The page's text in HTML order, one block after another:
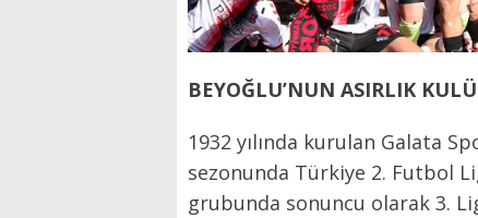
BEYOĞLU’NUN ASIRLIK
1932 yılında kurulan Galata
sezonunda Türkiye 2. Futbol
grubunda sonuncu olarak 3.